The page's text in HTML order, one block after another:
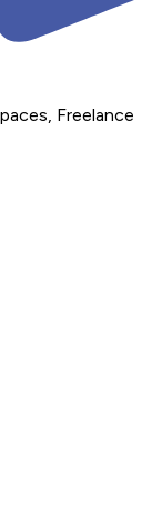
Freelance